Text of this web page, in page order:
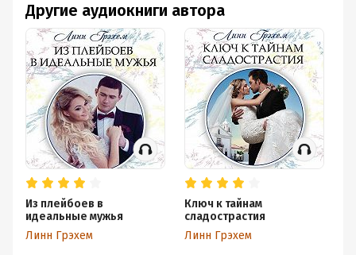
Другие аудиокниги автора
Из плейбоев в
идеальные мужья
Линн Грэхем
Ключ к тайнам
сладострастия
Линн Грэхем